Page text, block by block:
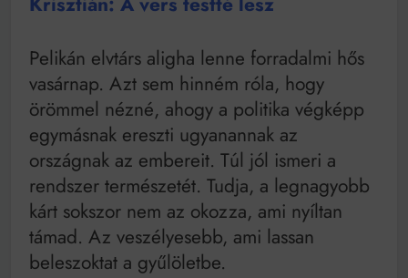
Pelikán elvtárs aligha lenne forradalmi hős
vasárnap. Azt sem hinném róla, hogy
örömmel nézné, ahogy a politika végképp
egymásnak ereszti ugyanannak az
országnak az embereit. Túl jól ismeri a
rendszer természetét. Tudja, a legnagyobb
kárt sokszor nem az okozza, ami nyíltan
támad. Az veszélyesebb, ami lassan
beleszoktat a gyűlöletbe.